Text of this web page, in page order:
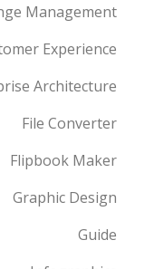
Management
Experience
Architecture
File Converter
Flipbook Maker
Graphic Design
Guide